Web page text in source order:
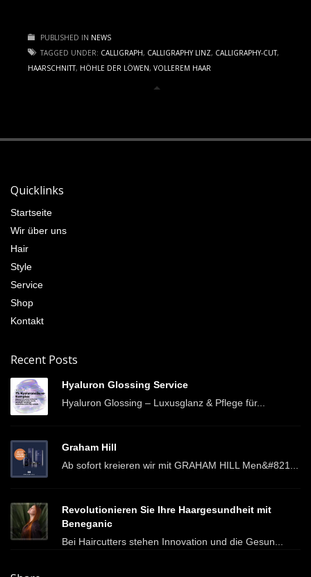
PUBLISHED IN NEWS
TAGGED UNDER: CALLIGRAPH, CALLIGRAPHY LINZ, CALLIGRAPHY-CUT,
HAARSCHNITT, HÖHLE DER LÖWEN, VOLLEREM HAAR
Quicklinks
Startseite
Wir über uns
Hair
Style
Service
Shop
Kontakt
Recent Posts
Hyaluron Glossing Service
Hyaluron Glossing – Luxusglanz & Pflege für...
Graham Hill
Ab sofort kreieren wir mit GRAHAM HILL Men&#821...
Revolutionieren Sie Ihre Haargesundheit mit
Beneganic
Bei Haircutters stehen Innovation und die Gesun...